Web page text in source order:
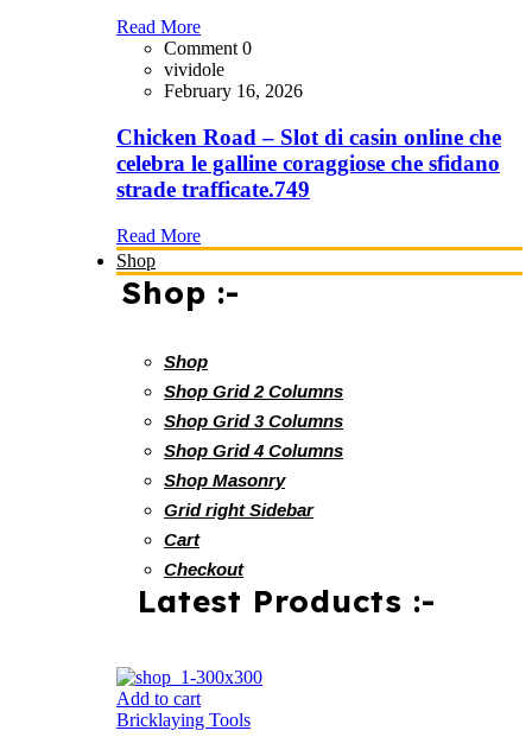
Read More
Comment 0
vividole
February 16, 2026
Chicken Road – Slot di casin online che
celebra le galline coraggiose che sfidano
strade trafficate.749
Read More
Shop
Shop :-
Shop
Shop Grid 2 Columns
Shop Grid 3 Columns
Shop Grid 4 Columns
Shop Masonry
Grid right Sidebar
Cart
Checkout
Latest Products :-
Add to cart
Bricklaying Tools